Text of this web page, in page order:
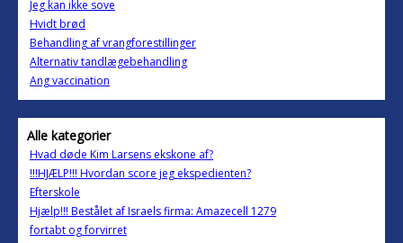
Jeg kan ikke sove
Hvidt brød
Behandling af vrangforestillinger
Alternativ tandlægebehandling
Ang vaccination
Alle kategorier
Hvad døde Kim Larsens ekskone af?
!!!HJÆLP!!! Hvordan score jeg ekspedienten?
Efterskole
Hjælp!!! Bestålet af Israels firma: Amazecell 1279
fortabt og forvirret